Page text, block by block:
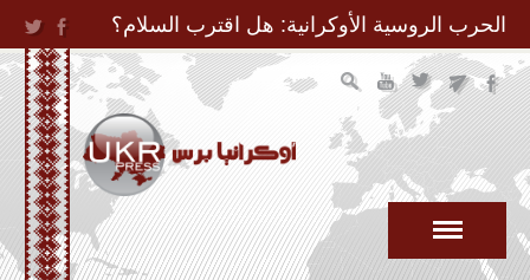
Jump to Navigation
الحرب الروسية الأوكرانية: هل اقترب السلام؟